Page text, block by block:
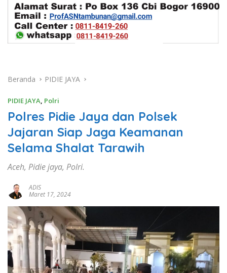
Beranda PIDIE JAYA
PIDIE JAYA, Polri
Polres Pidie Jaya dan Polsek
Jajaran Siap Jaga Keamanan
Selama Shalat Tarawih
Aceh, Pidie jaya, Polri.
ADIS
Maret 17, 2024